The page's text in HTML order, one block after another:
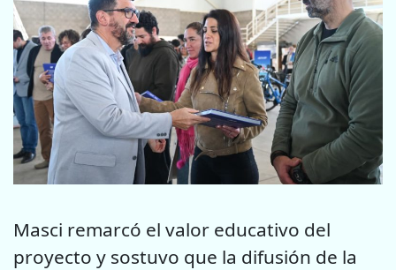
Masci remarcó el valor educativo del
proyecto y sostuvo que la difusión de la